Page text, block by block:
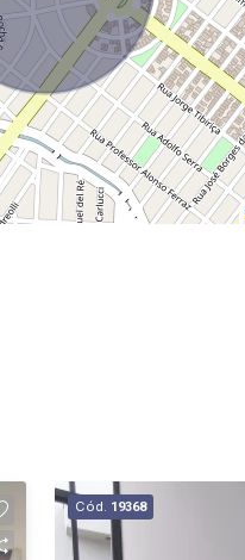
Cód. 19368